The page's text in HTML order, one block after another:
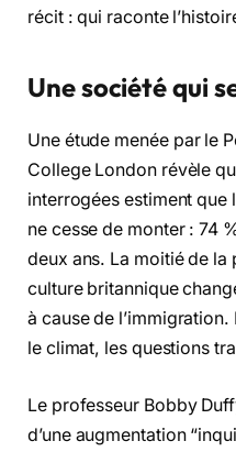
récit : qui raconte
Une société qui
Une étude menée par le
College London révèle
interrogées estiment que
ne cesse de monter : 74
deux ans. La moitié de la
culture britannique
à cause de
le climat, les questions
Le professeur Bobby
d’une augmentation